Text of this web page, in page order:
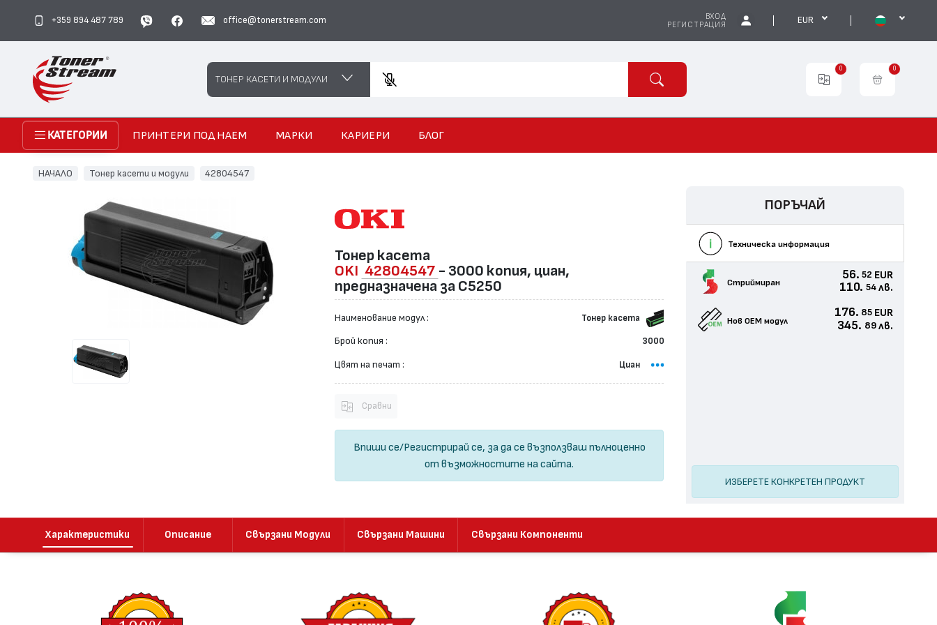
ВХОД
РЕГИСТРАЦИЯ
EUR
+359 894 487 789 office@tonerstream.com
Search
ТОНЕР КАСЕТИ И МОДУЛИ
0 0
КАТЕГОРИИ ПРИНТЕРИ ПОД НАЕМ МАРКИ КАРИЕРИ БЛОГ
НАЧАЛО Тонер касети и модули 42804547
Тонер касета
OKI 42804547 - 3000 копия, циан,
предназначена за C5250
Наименование модул : Тонер касета
Брой копия : 3000
Цвят на печат : Циан
Сравни
Впиши се/Регистрирай се, за да се възползваш пълноценно
от възможностите на сайта.
ПОРЪЧАЙ
Техническа информация
Стриймиран
56. 52 EUR
110. 54 лв.
Нов ОЕМ модул
176. 85 EUR
345. 89 лв.
ИЗБЕРЕТЕ КОНКРЕТЕН ПРОДУКТ
Характеристики Описание Свързани Модули Свързани Машини Свързани Компоненти